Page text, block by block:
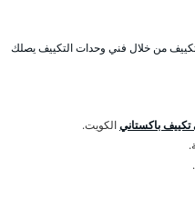
من خلال فني وحدات التكييف يصلك
باكستانيالكويت.